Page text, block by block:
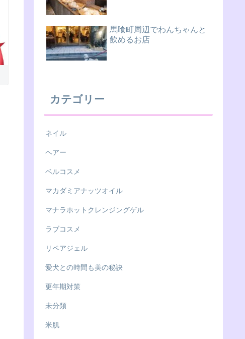
馬喰町周辺でわんちゃんと
飲めるお店
カテゴリー
ネイル
ヘアー
ベルコスメ
マカダミアナッツオイル
マナラホットクレンジングゲル
ラブコスメ
リペアジェル
愛犬との時間も美の秘訣
更年期対策
未分類
米肌